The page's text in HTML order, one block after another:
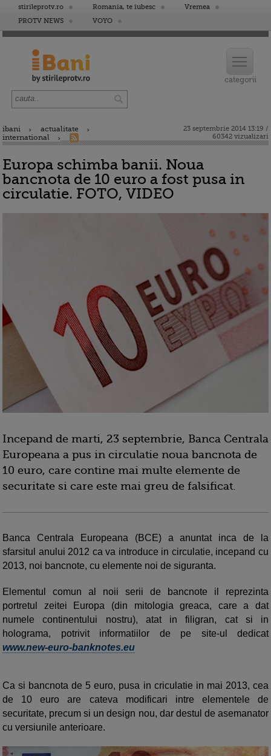
stirileprotv.ro Romania, te iubesc
Vremea
PROTV NEWS
VOYO
ibani
actualitate
international
23 septembrie 2014 13:19 /
60342 vizualizari
Europa schimba banii. Noua
bancnota de 10 euro a fost pusa in
circulatie. FOTO, VIDEO
Incepand de marti, 23 septembrie, Banca Centrala
Europeana a pus in circulatie noua bancnota de
10 euro, care contine mai multe elemente de
securitate si care este mai greu de falsificat.
Banca Centrala Europeana (BCE) a anuntat inca de la
sfarsitul anului 2012 ca va introduce in circulatie, incepand cu
2013, noi bancnote, cu elemente noi de siguranta.
Elementul comun al noii serii de bancnote il reprezinta
portretul zeitei Europa (din mitologia greaca, care a dat
numele continentului nostru), atat in filigran, cat si in
holograma, potrivit informatiilor de pe site-ul dedicat
www.new-euro-banknotes.eu
Ca si bancnota de 5 euro, pusa in criculatie in mai 2013, cea
de 10 euro are cateva modificari intre elementele de
securitate, precum si un design nou, dar destul de asemanator
cu versiunile anterioare.